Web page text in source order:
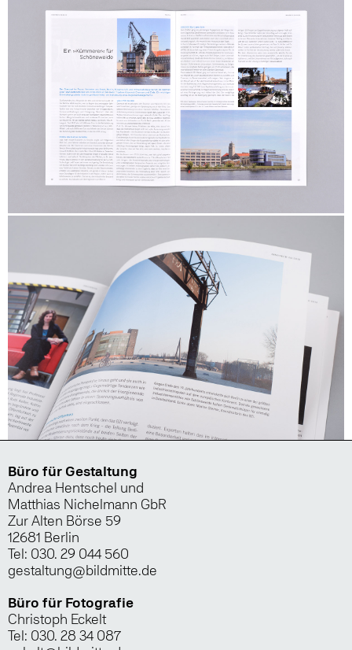
Büro für Gestaltung
Andrea Hentschel und
Matthias Nichelmann GbR
Zur Alten Börse 59
12681 Berlin
Tel: 030. 29 044 560
gestaltung@bildmitte.de
Büro für Fotografie
Christoph Eckelt
Tel: 030. 28 34 087